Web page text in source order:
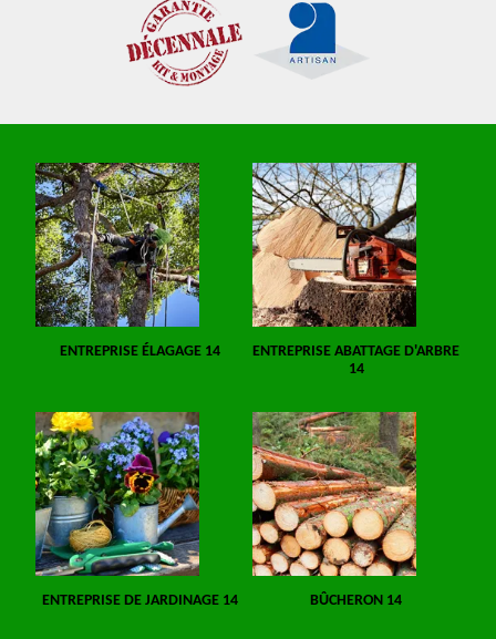
ENTREPRISE ÉLAGAGE 14
ENTREPRISE ABATTAGE D'ARBRE
14
ENTREPRISE DE JARDINAGE 14 BÛCHERON 14